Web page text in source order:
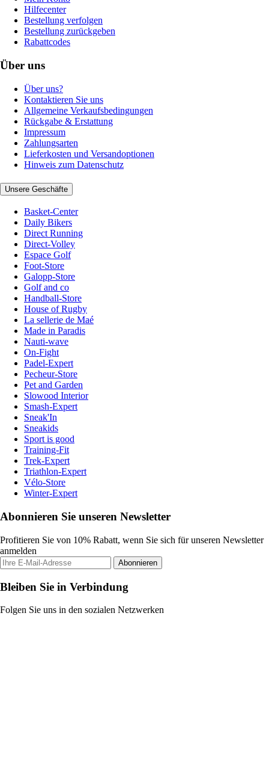
Hilfecenter
Bestellung verfolgen
Bestellung zurückgeben
Rabattcodes
Über uns
Über uns?
Kontaktieren Sie uns
Allgemeine Verkaufsbedingungen
Rückgabe & Erstattung
Impressum
Zahlungsarten
Lieferkosten und Versandoptionen
Hinweis zum Datenschutz
Unsere Geschäfte
Basket-Center
Daily Bikers
Direct Running
Direct-Volley
Espace Golf
Foot-Store
Galopp-Store
Golf and co
Handball-Store
House of Rugby
La sellerie de Maé
Made in Paradis
Nauti-wave
On-Fight
Padel-Expert
Pecheur-Store
Pet and Garden
Slowood Interior
Smash-Expert
Sneak'In
Sneakids
Sport is good
Training-Fit
Trek-Expert
Triathlon-Expert
Vélo-Store
Winter-Expert
Abonnieren Sie unseren Newsletter
Profitieren Sie von 10% Rabatt, wenn Sie sich für unseren Newsletter
anmelden
Abonnieren
Bleiben Sie in Verbindung
Folgen Sie uns in den sozialen Netzwerken